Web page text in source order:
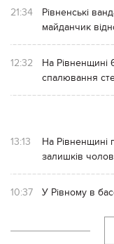
21:34
Рівненські
майданчик
12:32
На Рівненщині
спалювання
13:13
На Рівненщині
залишків
10:37 У Рівному в